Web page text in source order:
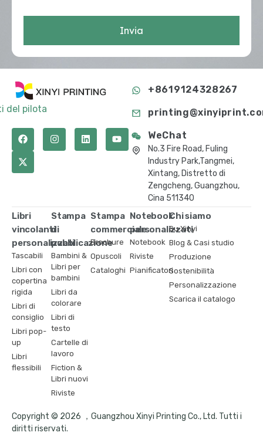
Invia
del pilota
+8619124328267
WeChat
No.3 Fire Road, Fuling
Industry Park,Tangmei,
Xintang, Distretto di
Zengcheng, Guangzhou,
Cina 511340
Libri
vincolanti
personalizzati
Tascabili
Libri con
copertina
rigida
Libri di
consiglio
Libri pop-
up
Libri
flessibili
Stampa
di
pubblicazione
Bambini &
Libri per
bambini
Libri da
colorare
Libri di
testo
Cartelle di
lavoro
Fiction &
Libri nuovi
Riviste
Stampa
commerciale
Brochure
Opuscoli
Cataloghi
Notebook
personalizzati
Notebook
Riviste
Pianificatori
Chi siamo
Su Xinyi
Blog & Casi studio
Produzione
Sostenibilità
Personalizzazione
Scarica il catalogo
Copyright © 2026 ，Guangzhou Xinyi Printing Co., Ltd. Tutti i
diritti riservati.